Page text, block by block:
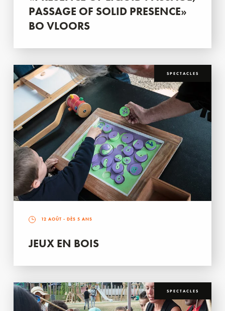
PASSAGE OF SOLID PRESENCE»
BO VLOORS
SPECTACLES
12 AOÛT - DÈS 5 ANS
JEUX EN BOIS
SPECTACLES